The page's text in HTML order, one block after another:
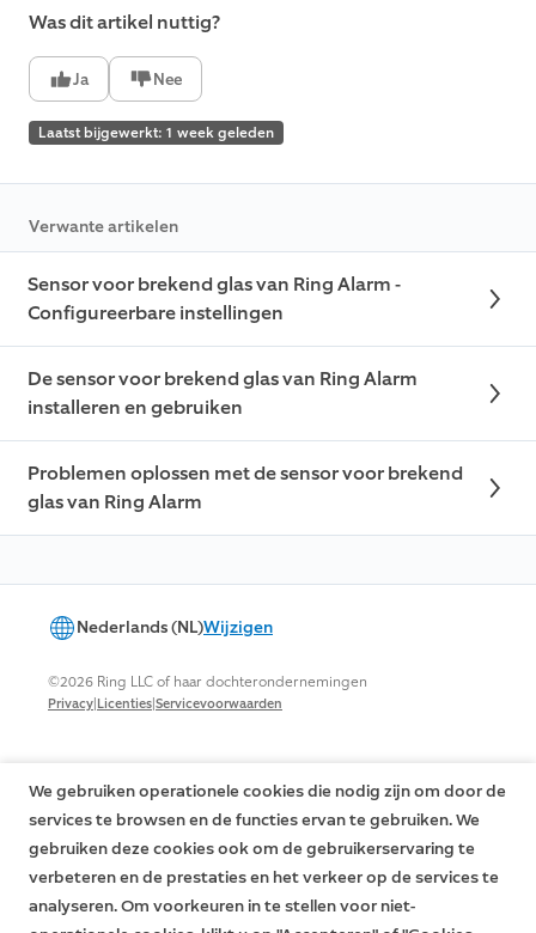
Was dit artikel nuttig?
Ja Nee
Laatst bijgewerkt: 1 week geleden
Verwante artikelen
Sensor voor brekend glas van Ring Alarm -
Configureerbare instellingen
De sensor voor brekend glas van Ring Alarm
installeren en gebruiken
Problemen oplossen met de sensor voor brekend
glas van Ring Alarm
Nederlands (NL)Wijzigen
©2026 Ring LLC of haar dochterondernemingen
Privacy|Licenties|Servicevoorwaarden
We gebruiken operationele cookies die nodig zijn om door de
services te browsen en de functies ervan te gebruiken. We
gebruiken deze cookies ook om de gebruikerservaring te
verbeteren en de prestaties en het verkeer op de services te
analyseren. Om voorkeuren in te stellen voor niet-